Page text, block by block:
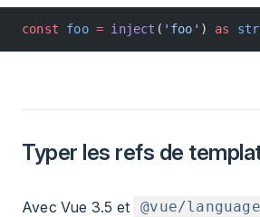
const foo = inject ( 'foo' ) as
Typer les refs de
Avec Vue 3.5 et @vue/